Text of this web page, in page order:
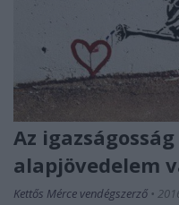
Az
alapjövedelem
Kettős Mérce vendégszerző •